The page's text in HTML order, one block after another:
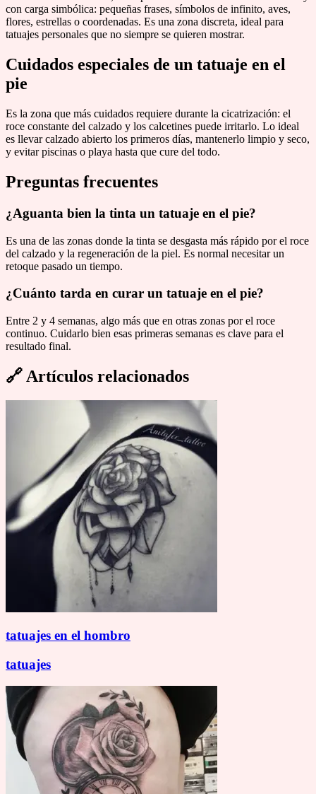
con carga simbólica: pequeñas frases, símbolos de infinito, aves,
flores, estrellas o coordenadas. Es una zona discreta, ideal para
tatuajes personales que no siempre se quieren mostrar.
Cuidados especiales de un tatuaje en el
pie
Es la zona que más cuidados requiere durante la cicatrización: el
roce constante del calzado y los calcetines puede irritarlo. Lo ideal
es llevar calzado abierto los primeros días, mantenerlo limpio y seco,
y evitar piscinas o playa hasta que cure del todo.
Preguntas frecuentes
¿Aguanta bien la tinta un tatuaje en el pie?
Es una de las zonas donde la tinta se desgasta más rápido por el roce
del calzado y la regeneración de la piel. Es normal necesitar un
retoque pasado un tiempo.
¿Cuánto tarda en curar un tatuaje en el pie?
Entre 2 y 4 semanas, algo más que en otras zonas por el roce
continuo. Cuidarlo bien esas primeras semanas es clave para el
resultado final.
🔗 Artículos relacionados
tatuajes en el hombro
tatuajes